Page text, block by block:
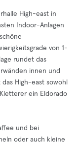
High-east in
Indoor-Anlagen
von 1-
rundet das
innen und
High-east sowohl
ein Eldorado
und bei
oder auch kleine